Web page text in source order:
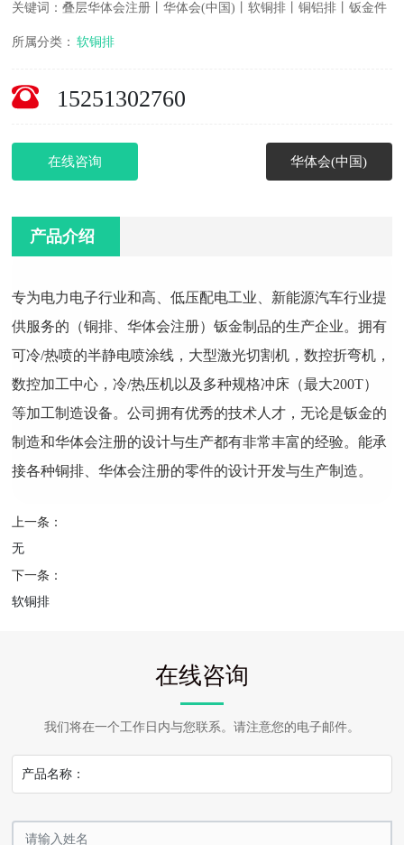
关键词：叠层华体会注册丨华体会(中国)丨软铜排丨铜铝排丨钣金件
所属分类： 软铜排
15251302760
在线咨询 华体会(中国)
产品介绍
专为电力电子行业和高、低压配电工业、新能源汽车行业提
供服务的（铜排、华体会注册）钣金制品的生产企业。拥有
可冷/热喷的半静电喷涂线，大型激光切割机，数控折弯机，
数控加工中心，冷/热压机以及多种规格冲床（最大200T）
等加工制造设备。公司拥有优秀的技术人才，无论是钣金的
制造和华体会注册的设计与生产都有非常丰富的经验。能承
接各种铜排、华体会注册的零件的设计开发与生产制造。
上一条：
无
下一条：
软铜排
在线咨询
我们将在一个工作日内与您联系。请注意您的电子邮件。
产品名称：